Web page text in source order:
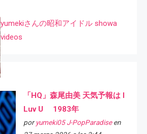
yumekiさんの昭和アイドル showa
videos
「HQ」森尾由美 天気予報は I
Luv U 1983年
por yumeki05 J-PopParadiseen